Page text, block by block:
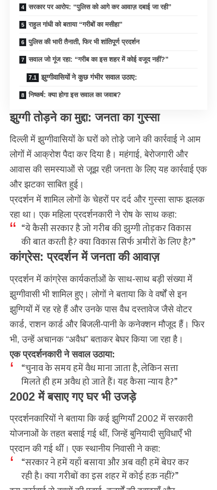
सरकार पर आरोप: “पुलिस को आगे कर आवाज़ दबाई जा रही”
राहुल गांधी को बताया “गरीबों का मसीहा”
पुलिस की भारी तैनाती, फिर भी शांतिपूर्ण प्रदर्शन
सवाल जो गूंज रहा: “गरीब का इस शहर में कोई वजूद नहीं?”
झुग्गीवासियों ने कुछ गंभीर सवाल उठाए:
निष्कर्ष: क्या होगा इस सवाल का जवाब?
झुग्गी तोड़ने का मुद्दा: जनता का गुस्सा
दिल्ली में झुग्गीवासियों के घरों को तोड़े जाने की कार्रवाई ने आम
लोगों में आक्रोश पैदा कर दिया है। महंगाई, बेरोजगारी और
आवास की समस्याओं से जूझ रही जनता के लिए यह कार्रवाई एक
और झटका साबित हुई।
प्रदर्शन में शामिल लोगों के चेहरों पर दर्द और गुस्सा साफ झलक
रहा था। एक महिला प्रदर्शनकारी ने रोष के साथ कहा:
“ये कैसी सरकार है जो गरीब की झुग्गी तोड़कर विकास
की बात करती है? क्या विकास सिर्फ अमीरों के लिए है?”
कांग्रेस: प्रदर्शन में जनता की आवाज़
प्रदर्शन में कांग्रेस कार्यकर्ताओं के साथ-साथ बड़ी संख्या में
झुग्गीवासी भी शामिल हुए। लोगों ने बताया कि वे वर्षों से इन
झुग्गियों में रह रहे हैं और उनके पास वैध दस्तावेज जैसे वोटर
कार्ड, राशन कार्ड और बिजली-पानी के कनेक्शन मौजूद हैं। फिर
भी, उन्हें अचानक “अवैध” बताकर बेघर किया जा रहा है।
एक प्रदर्शनकारी ने सवाल उठाया:
“चुनाव के समय हमें वैध माना जाता है, लेकिन सत्ता
मिलते ही हम अवैध हो जाते हैं। यह कैसा न्याय है?”
2002 में बसाए गए घर भी उजड़े
प्रदर्शनकारियों ने बताया कि कई झुग्गियाँ 2002 में सरकारी
योजनाओं के तहत बसाई गई थीं, जिन्हें बुनियादी सुविधाएँ भी
प्रदान की गई थीं। एक स्थानीय निवासी ने कहा:
“सरकार ने हमें यहाँ बसाया और अब वही हमें बेघर कर
रही है। क्या गरीबों का इस शहर में कोई हक़ नहीं?”